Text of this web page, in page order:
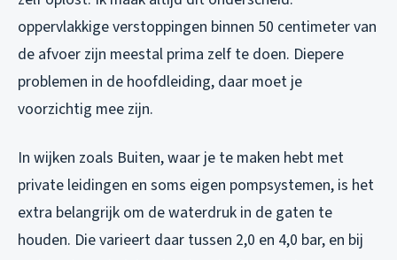
oppervlakkige verstoppingen binnen 50 centimeter van
de afvoer zijn meestal prima zelf te doen. Diepere
problemen in de hoofdleiding, daar moet je
voorzichtig mee zijn.
In wijken zoals Buiten, waar je te maken hebt met
private leidingen en soms eigen pompsystemen, is het
extra belangrijk om de waterdruk in de gaten te
houden. Die varieert daar tussen 2,0 en 4,0 bar, en bij